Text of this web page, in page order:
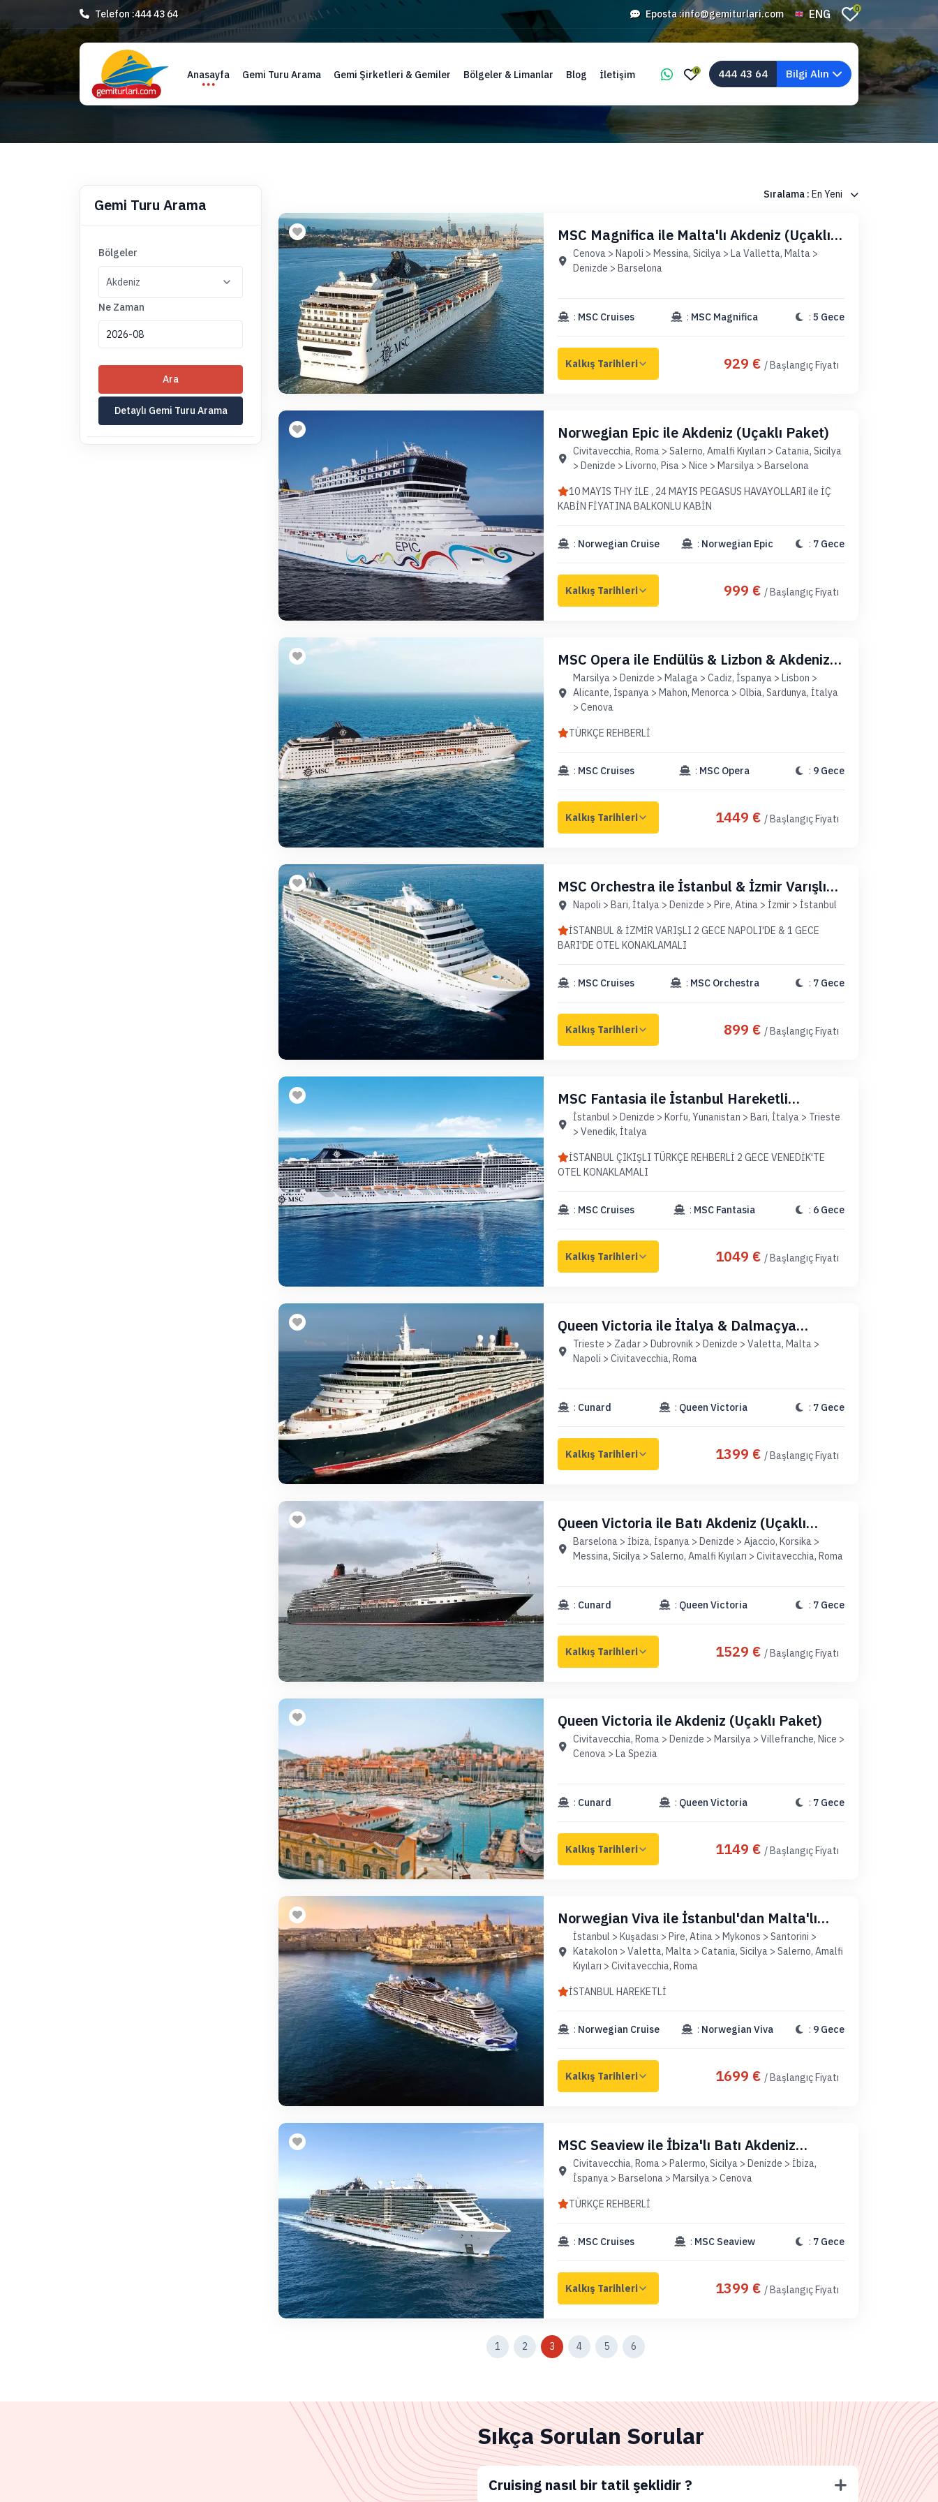
Telefon :444 43 64 Eposta :info@gemiturlari.com ENG 0
Anasayfa Gemi Turu Arama Gemi Şirketleri & Gemiler Bölgeler & Limanlar Blog İletişim 0 444 43 64 Bilgi Alın
Gemi Turu Arama
Bölgeler
Ne Zaman
Ara
Detaylı Gemi Turu Arama
Sıralama : En Yeni
MSC Magnifica ile Malta'lı Akdeniz (Uçaklı
Paket)
Cenova > Napoli > Messina, Sicilya > La Valletta, Malta >
Denizde > Barselona
: MSC Cruises : MSC Magnifica : 5 Gece
929 € / Başlangıç Fiyatı
Norwegian Epic ile Akdeniz (Uçaklı Paket)
Civitavecchia, Roma > Salerno, Amalfi Kıyıları > Catania, Sicilya
> Denizde > Livorno, Pisa > Nice > Marsilya > Barselona
10 MAYIS THY İLE , 24 MAYIS PEGASUS HAVAYOLLARI ile İÇ
KABİN FİYATINA BALKONLU KABİN
: Norwegian Cruise : Norwegian Epic : 7 Gece
999 € / Başlangıç Fiyatı
MSC Opera ile Endülüs & Lizbon & Akdeniz
(Uçaklı Paket)
Marsilya > Denizde > Malaga > Cadiz, İspanya > Lisbon >
Alicante, İspanya > Mahon, Menorca > Olbia, Sardunya, İtalya
> Cenova
TÜRKÇE REHBERLİ
: MSC Cruises : MSC Opera : 9 Gece
1449 € / Başlangıç Fiyatı
MSC Orchestra ile İstanbul & İzmir Varışlı
Akdeniz (Uçaklı Paket)
Napoli > Bari, İtalya > Denizde > Pire, Atina > İzmir > İstanbul
İSTANBUL & İZMİR VARIŞLI 2 GECE NAPOLI'DE & 1 GECE
BARI'DE OTEL KONAKLAMALI
: MSC Cruises : MSC Orchestra : 7 Gece
899 € / Başlangıç Fiyatı
MSC Fantasia ile İstanbul Hareketli
Adriyatik (Uçaklı Paket)
İstanbul > Denizde > Korfu, Yunanistan > Bari, İtalya > Trieste
> Venedik, İtalya
İSTANBUL ÇIKIŞLI TÜRKÇE REHBERLİ 2 GECE VENEDİK'TE
OTEL KONAKLAMALI
: MSC Cruises : MSC Fantasia : 6 Gece
1049 € / Başlangıç Fiyatı
Queen Victoria ile İtalya & Dalmaçya
Kıyıları (Uçaklı Paket)
Trieste > Zadar > Dubrovnik > Denizde > Valetta, Malta >
Napoli > Civitavecchia, Roma
: Cunard : Queen Victoria : 7 Gece
1399 € / Başlangıç Fiyatı
Queen Victoria ile Batı Akdeniz (Uçaklı
Paket)
Barselona > İbiza, İspanya > Denizde > Ajaccio, Korsika >
Messina, Sicilya > Salerno, Amalfi Kıyıları > Civitavecchia, Roma
: Cunard : Queen Victoria : 7 Gece
1529 € / Başlangıç Fiyatı
Queen Victoria ile Akdeniz (Uçaklı Paket)
Civitavecchia, Roma > Denizde > Marsilya > Villefranche, Nice >
Cenova > La Spezia
: Cunard : Queen Victoria : 7 Gece
1149 € / Başlangıç Fiyatı
Norwegian Viva ile İstanbul'dan Malta'lı
Akdeniz (Uçaklı Paket)
İstanbul > Kuşadası > Pire, Atina > Mykonos > Santorini >
Katakolon > Valetta, Malta > Catania, Sicilya > Salerno, Amalfi
Kıyıları > Civitavecchia, Roma
İSTANBUL HAREKETLİ
: Norwegian Cruise : Norwegian Viva : 9 Gece
1699 € / Başlangıç Fiyatı
MSC Seaview ile İbiza'lı Batı Akdeniz
(Uçaklı Paket)
Civitavecchia, Roma > Palermo, Sicilya > Denizde > İbiza,
İspanya > Barselona > Marsilya > Cenova
TÜRKÇE REHBERLİ
: MSC Cruises : MSC Seaview : 7 Gece
1399 € / Başlangıç Fiyatı
1 2 3 4 5 6
Sıkça Sorulan Sorular
Cruising nasıl bir tatil şeklidir ?